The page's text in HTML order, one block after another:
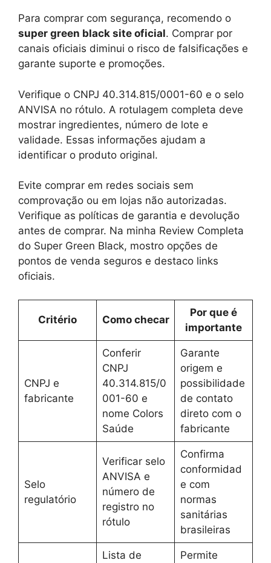
Para comprar com segurança, recomendo o
super green black site oficial. Comprar por
canais oficiais diminui o risco de falsificações e
garante suporte e promoções.
Verifique o CNPJ 40.314.815/0001-60 e o selo
ANVISA no rótulo. A rotulagem completa deve
mostrar ingredientes, número de lote e
validade. Essas informações ajudam a
identificar o produto original.
Evite comprar em redes sociais sem
comprovação ou em lojas não autorizadas.
Verifique as políticas de garantia e devolução
antes de comprar. Na minha Review Completa
do Super Green Black, mostro opções de
pontos de venda seguros e destaco links
oficiais.
Critério Como checar
Por que é
importante
CNPJ e
fabricante
Conferir
CNPJ
40.314.815/0
001-60 e
nome Colors
Saúde
Garante
origem e
possibilidade
de contato
direto com o
fabricante
Selo
regulatório
Verificar selo
ANVISA e
número de
registro no
rótulo
Confirma
conformidad
e com
normas
sanitárias
brasileiras
Lista de
Permite